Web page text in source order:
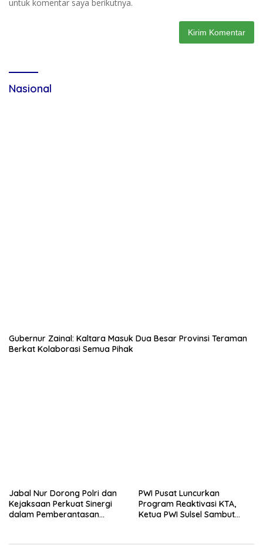
untuk komentar saya berikutnya.
Nasional
Gubernur Zainal: Kaltara Masuk Dua Besar Provinsi Teraman
Berkat Kolaborasi Semua Pihak
Jabal Nur Dorong Polri dan
Kejaksaan Perkuat Sinergi
dalam Pemberantasan
PWI Pusat Luncurkan
Program Reaktivasi KTA,
Ketua PWI Sulsel Sambut